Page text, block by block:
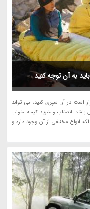
است در آن سپری کنید، می تواند
باشد. انتخاب و خرید کیسه خواب
انواع مختلفی از آن وجود دارد و